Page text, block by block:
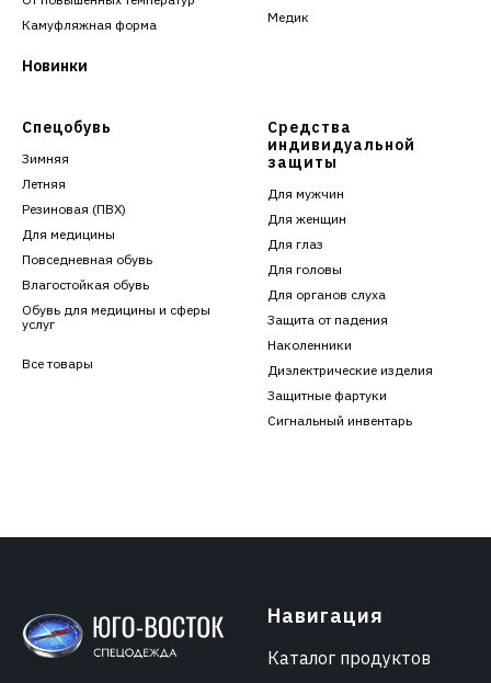
Камуфляжная форма
Новинки
Медик
Спецобувь
Зимняя
Летняя
Резиновая (ПВХ)
Для медицины
Повседневная обувь
Влагостойкая обувь
Обувь для медицины и сферы
услуг
Все товары
Средства
индивидуальной
защиты
Для мужчин
Для женщин
Для глаз
Для головы
Для органов слуха
Защита от падения
Наколенники
Диэлектрические изделия
Защитные фартуки
Сигнальный инвентарь
Навигация
Каталог продуктов